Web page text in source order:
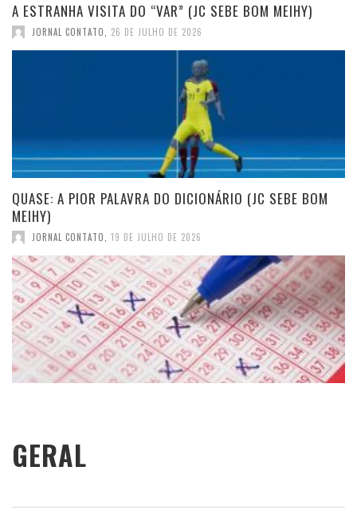
A ESTRANHA VISITA DO “VAR” (JC SEBE BOM MEIHY)
JORNAL CONTATO, 26 DE JULHO DE 2026
QUASE: A PIOR PALAVRA DO DICIONÁRIO (JC SEBE BOM
MEIHY)
JORNAL CONTATO 19 DE JULHO DE 2026
GERAL